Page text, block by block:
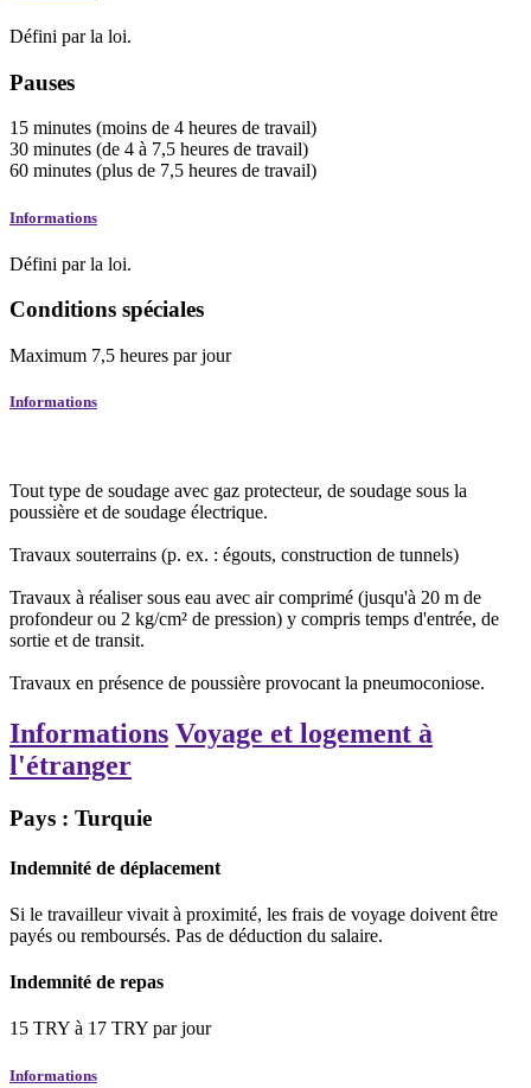
Défini par la loi.
Pauses
15 minutes (moins de 4 heures de travail)
30 minutes (de 4 à 7,5 heures de travail)
60 minutes (plus de 7,5 heures de travail)
Informations
Défini par la loi.
Conditions spéciales
Maximum 7,5 heures par jour
Informations
Tout type de soudage avec gaz protecteur, de soudage sous la
poussière et de soudage électrique.
Travaux souterrains (p. ex. : égouts, construction de tunnels)
Travaux à réaliser sous eau avec air comprimé (jusqu'à 20 m de
profondeur ou 2 kg/cm² de pression) y compris temps d'entrée, de
sortie et de transit.
Travaux en présence de poussière provocant la pneumoconiose.
Informations Voyage et logement à
l'étranger
Pays : Turquie
Indemnité de déplacement
Si le travailleur vivait à proximité, les frais de voyage doivent être
payés ou remboursés. Pas de déduction du salaire.
Indemnité de repas
15 TRY à 17 TRY par jour
Informations